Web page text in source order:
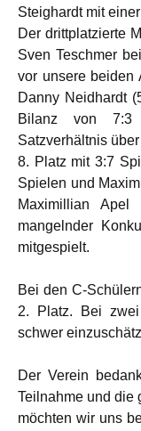
Steighardt mit
Der drittplatzierte
Sven Teschmer
vor unsere beiden
Danny Neidhardt
Bilanz von 7:3
Satzverhältnis
8. Platz mit 3:7
Spielen und
Maximillian
mangelnder
mitgespielt.
Bei den C-
2. Platz. Bei
schwer
Der Verein
Teilnahme und die
möchten wir uns